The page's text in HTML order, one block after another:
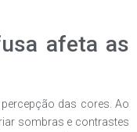
afeta as
das cores. Ao
sombras e contrastes